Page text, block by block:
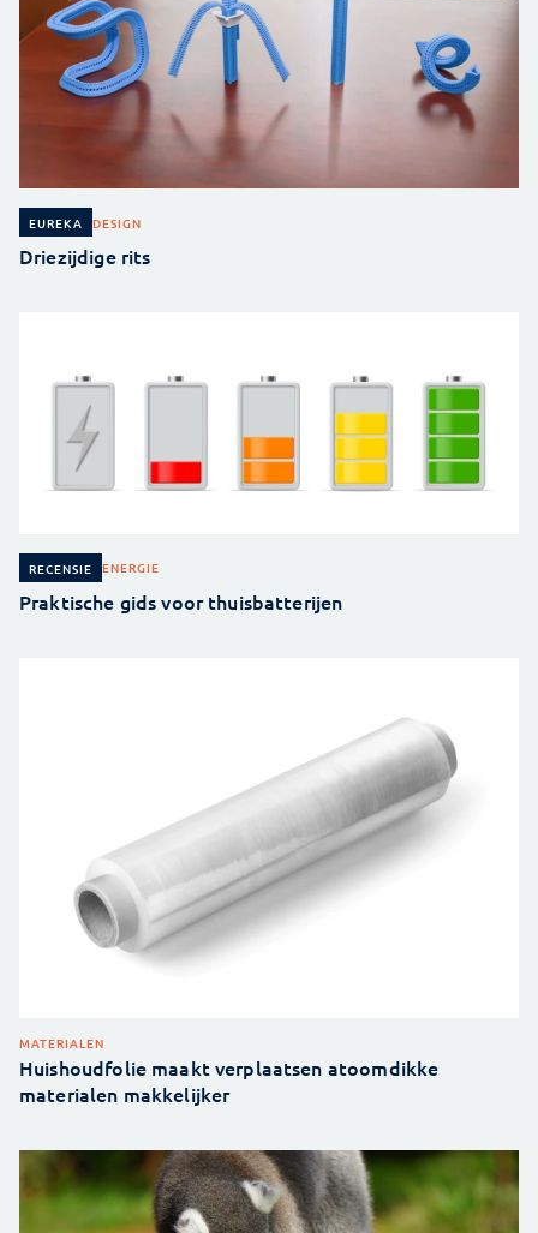
EUREKA DESIGN
Driezijdige rits
RECENSIE ENERGIE
Praktische gids voor thuisbatterijen
MATERIALEN
Huishoudfolie maakt verplaatsen atoomdikke
materialen makkelijker